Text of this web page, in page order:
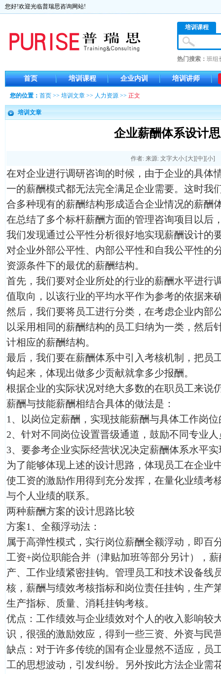
您好!欢迎光临普瑞思咨询网站!
培训课程
热门搜索： 班组
首页 培训课程 企业内训 培训讲师
您的位置： 首页 >> 培训文章 >> 人力资源 >> 正文
培训文章
企业薪酬体系设计
作者: 来源: 文字大小:[大][中][小]
在对企业进行调研咨询的时候，由于企业的具体
一的薪酬模式都无法完全满足企业需要。这时我
合多种现有的薪酬结构形成适合企业情况的薪酬
在总结了多个标杆薪酬方面的管理咨询项目以后
我们发现通过公平性分析很好地实现薪酬设计的
对企业外部公平性、内部公平性和自我公平性的
资源条件下的最优的薪酬结构。
首先，我们要对企业所处的行业的薪酬水平进行
值取向，以该行业的平均水平作为参考的依据来
然后，我们要将员工进行分类，在考虑企业内部
以采用相同的薪酬结构的员工归纳为一类，然后
计相应的薪酬结构。
最后，我们要在薪酬体系中引入考核机制，把员
钩起来，体现出做多少贡献就拿多少报酬。
根据企业的实际状况对绝大多数的在职员工来说
薪酬与技能薪酬相结合具体的做法是：
1、以岗位定薪酬，实现技能薪酬与具体工作岗
2、针对不同岗位设置晋级通道，鼓励不同专业
3、要参考企业实际经营状况决定薪酬体系水平
为了能够体现上述的设计思路，体现员工在企业
使工资的激励作用得到充分发挥，在量化业绩考
与个人业绩的联系。
两种薪酬方案的设计思路比较
方案1、全额浮动法：
属于高弹性模式，实行岗位薪酬全额浮动，即百
工资+岗位职能合并（津贴加班等部分另计），
产、工作业绩紧密挂钩。管理员工和技术设备线
核，薪酬与绩效考核指标和岗位责任挂钩，生产
生产指标、质量、消耗挂钩考核。
优点：工作绩效与企业绩效对个人的收入影响较
识，很强的激励效应，得到一些三资、外资与民
缺点：对于许多传统的国有企业显然不适应，员
工的思想波动，引发纠纷。另外按此方法企业需